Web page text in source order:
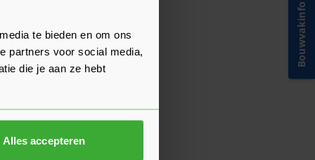
te bieden en om ons
partners voor social media,
die je aan ze hebt
Alles accepteren
Bouwvakinfo